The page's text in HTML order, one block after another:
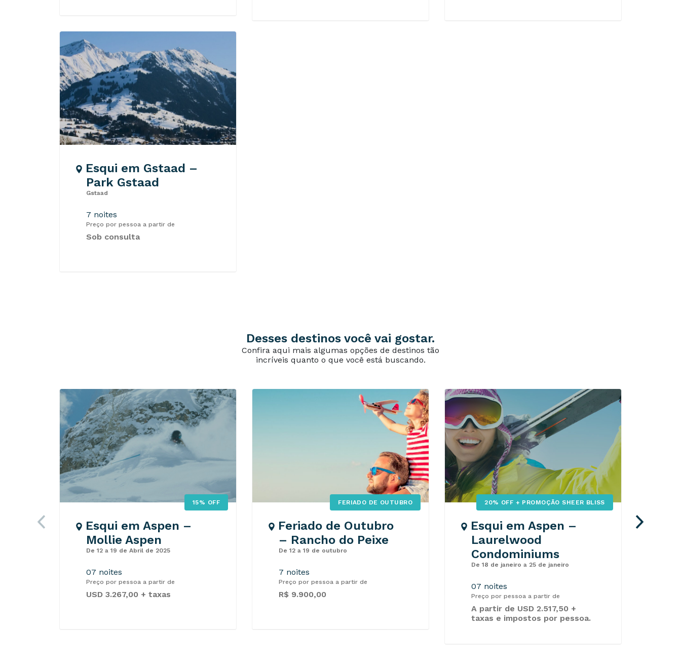
Esqui em Gstaad –
Park Gstaad
Gstaad
7 noites
Preço por pessoa a partir de
Sob consulta
Desses destinos você vai gostar.
Confira aqui mais algumas opções de destinos tão
incríveis quanto o que você está buscando.
15% OFF
Esqui em Aspen –
Mollie Aspen
De 12 a 19 de Abril de 2025
07 noites
Preço por pessoa a partir de
USD 3.267,00 + taxas
FERIADO DE OUTUBRO
Feriado de Outubro
– Rancho do Peixe
De 12 a 19 de outubro
7 noites
Preço por pessoa a partir de
R$ 9.900,00
20% OFF + PROMOÇÃO SHEER BLISS
Esqui em Aspen –
Laurelwood
Condominiums
De 18 de janeiro a 25 de janeiro
07 noites
Preço por pessoa a partir de
A partir de USD 2.517,50 +
taxas e impostos por pessoa.